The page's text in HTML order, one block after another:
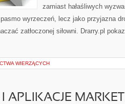
zamiast hałaśliwych
wyrzeczeń, lecz jako przyjazna
zatłoczonej siłowni. Drarry.pl
WIERZĄCYCH
APLIKACJE